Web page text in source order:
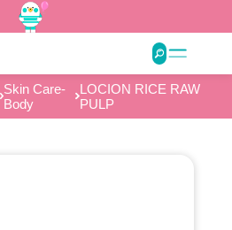
Skin Care-
Body
LOCION RICE RAW
PULP